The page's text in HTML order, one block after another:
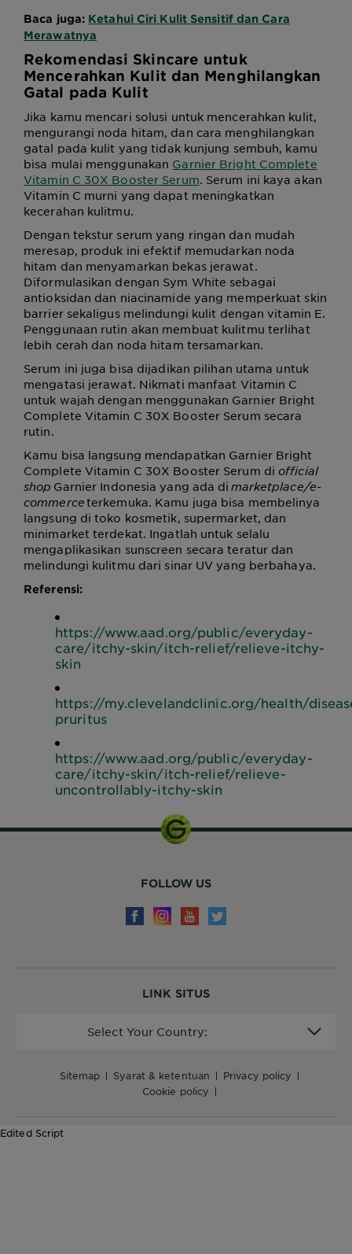
Baca juga: Ketahui Ciri Kulit Sensitif dan Cara
Merawatnya
Rekomendasi Skincare untuk
Mencerahkan Kulit dan Menghilangkan
Gatal pada Kulit
Jika kamu mencari solusi untuk mencerahkan kulit,
mengurangi noda hitam, dan cara menghilangkan
gatal pada kulit yang tidak kunjung sembuh, kamu
bisa mulai menggunakan Garnier Bright Complete
Vitamin C 30X Booster Serum. Serum ini kaya akan
Vitamin C murni yang dapat meningkatkan
kecerahan kulitmu.
Dengan tekstur serum yang ringan dan mudah
meresap, produk ini efektif memudarkan noda
hitam dan menyamarkan bekas jerawat.
Diformulasikan dengan Sym White sebagai
antioksidan dan niacinamide yang memperkuat skin
barrier sekaligus melindungi kulit dengan vitamin E.
Penggunaan rutin akan membuat kulitmu terlihat
lebih cerah dan noda hitam tersamarkan.
Serum ini juga bisa dijadikan pilihan utama untuk
mengatasi jerawat. Nikmati manfaat Vitamin C
untuk wajah dengan menggunakan Garnier Bright
Complete Vitamin C 30X Booster Serum secara
rutin.
Kamu bisa langsung mendapatkan Garnier Bright
Complete Vitamin C 30X Booster Serum diofficial
shop Garnier Indonesia yang ada di marketplace/e-
commerceterkemuka. Kamu juga bisa membelinya
langsung di toko kosmetik, supermarket, dan
minimarket terdekat. Ingatlah untuk selalu
mengaplikasikan sunscreen secara teratur dan
melindungi kulitmu dari sinar UV yang berbahaya.
Referensi:
https://www.aad.org/public/everyday-
care/itchy-skin/itch-relief/relieve-itchy-
skin
https://my.clevelandclinic.org/health/
pruritus
https://www.aad.org/public/everyday-
care/itchy-skin/itch-relief/relieve-
uncontrollably-itchy-skin
LINK SITUS
sitemap syarat & ketentuan
privacy policy
cookie policy
Select Your Country:
FOLLOW US
Edited Script